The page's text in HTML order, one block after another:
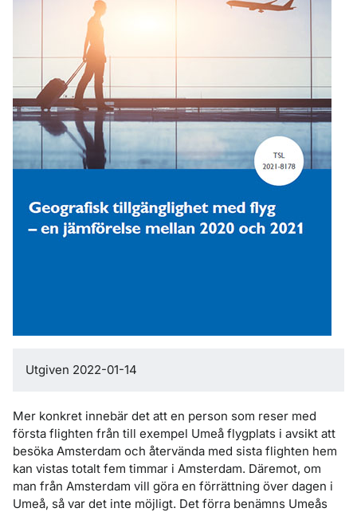
Utgiven 2022-01-14
Mer konkret innebär det att en person som reser med
första flighten från till exempel Umeå flygplats i avsikt att
besöka Amsterdam och återvända med sista flighten hem
kan vistas totalt fem timmar i Amsterdam. Däremot, om
man från Amsterdam vill göra en förrättning över dagen i
Umeå, så var det inte möjligt. Det förra benämns Umeås